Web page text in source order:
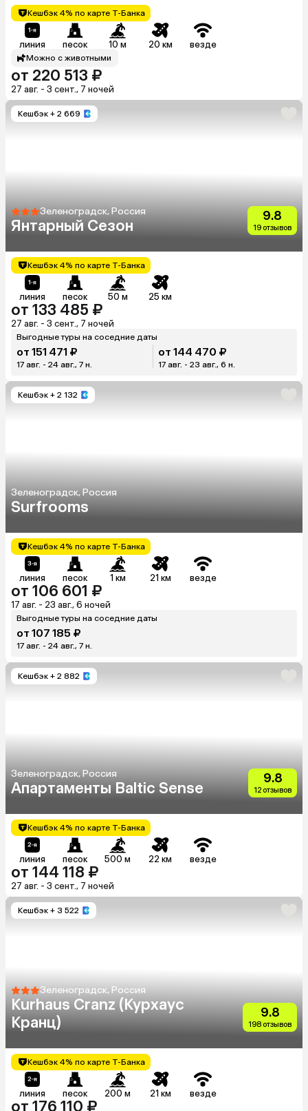
Кешбэк 4% по карте Т-Банка
линия песок 10 м 20 км везде
Можно с животными
от 220 513 ₽
27 авг. - 3 сент., 7 ночей
Кешбэк + 2 669
Зеленоградск, Россия
Янтарный Сезон
9.8
19 отзывов
Кешбэк 4% по карте Т-Банка
линия песок 50 м 25 км
от 133 485 ₽
27 авг. - 3 сент., 7 ночей
Выгодные туры на соседние даты
от 151 471 ₽
17 авг. - 24 авг., 7 н.
от 144 470 ₽
17 авг. - 23 авг., 6 н.
Кешбэк + 2 132
Зеленоградск, Россия
Surfrooms
Кешбэк 4% по карте Т-Банка
линия песок 1 км 21 км везде
от 106 601 ₽
17 авг. - 23 авг., 6 ночей
Выгодные туры на соседние даты
от 107 185 ₽
17 авг. - 24 авг., 7 н.
Кешбэк + 2 882
Зеленоградск, Россия
Апартаменты Baltic Sense
9.8
12 отзывов
Кешбэк 4% по карте Т-Банка
линия песок 500 м 22 км везде
от 144 118 ₽
27 авг. - 3 сент., 7 ночей
Кешбэк + 3 522
Зеленоградск, Россия
Kurhaus Cranz (Курхаус
Кранц)
9.8
198 отзывов
Кешбэк 4% по карте Т-Банка
линия песок 200 м 21 км везде
от 176 110 ₽